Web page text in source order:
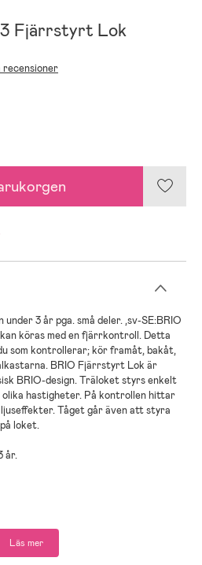
Fjärrstyrt Lok
recensioner
3 år pga. små deler. ,sv-SE:BRIO
köras med en fjärrkontroll. Detta
som kontrollerar; kör framåt, bakåt,
BRIO Fjärrstyrt Lok är
BRIO-design. Träloket styrs enkelt
olika hastigheter. På kontrollen hittar
Tåget går även att styra
loket.
år.
Läs mer